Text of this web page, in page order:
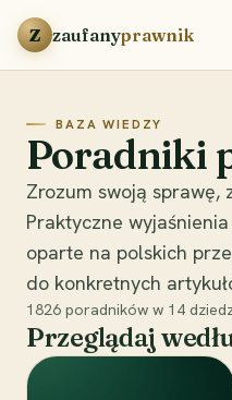
Przejdź do treści
Z zaufanyprawnik
BAZA WIEDZY
Poradniki
Zrozum swoją sprawę,
Praktyczne
oparte na polskich
do konkretnych
1826 poradników w 14
Przeglądaj